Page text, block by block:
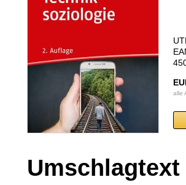
alle
Umschlagtext